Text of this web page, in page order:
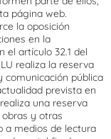
página web.
la oposición
en la
el artículo 32.1 del
realiza la reserva
comunicación pública
prevista en
una reserva
y otras
a medios de lectura